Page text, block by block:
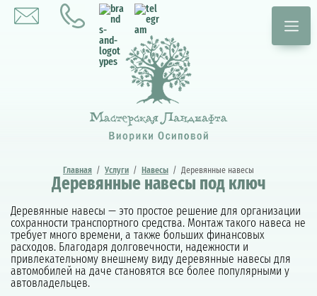
Главная / Услуги / Навесы / Деревянные навесы
Деревянные навесы под ключ
Деревянные навесы — это простое решение для организации
сохранности транспортного средства. Монтаж такого навеса не
требует много времени, а также больших финансовых
расходов. Благодаря долговечности, надежности и
привлекательному внешнему виду деревянные навесы для
автомобилей на даче становятся все более популярными у
автовладельцев.